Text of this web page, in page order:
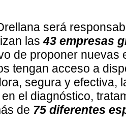
será
las43 empresas
de proponer nuevas
tengan acceso a
segura y efectiva,
el diagnóstico,
de 75 diferentes